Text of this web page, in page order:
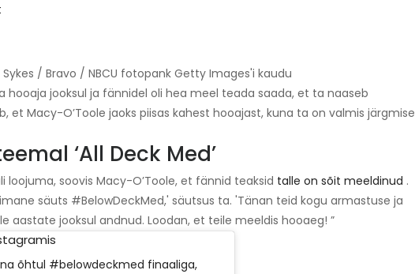
/ Bravo / NBCU fotopank Getty Images'i kaudu
hooaja jooksul ja fännidel oli hea meel teada saada, et ta naaseb
et Macy-O’Toole jaoks piisas kahest hooajast, kuna ta on valmis järgmise
‘All Deck Med’
loojuma, soovis Macy-O’Toole, et fännid teaksid talle on sõit meeldinud .
säuts #BelowDeckMed,' säutsus ta. 'Tänan teid kogu armastuse ja
aastate jooksul andnud. Loodan, et teile meeldis hooaeg! ”
õhtul #belowdeckmed finaaliga,